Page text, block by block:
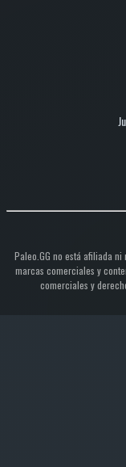
Paleo.GG no está afiliada
marcas comerciales y
comerciales y